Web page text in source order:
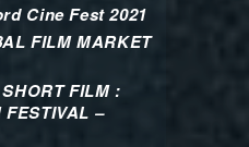
Cine Fest 2021
FILM MARKET
FILM :
–